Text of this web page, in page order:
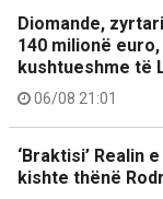
Diomande,
140 milionë
kushtueshme të
06/08 21:01
‘Braktisi’ Realin
kishte thënë